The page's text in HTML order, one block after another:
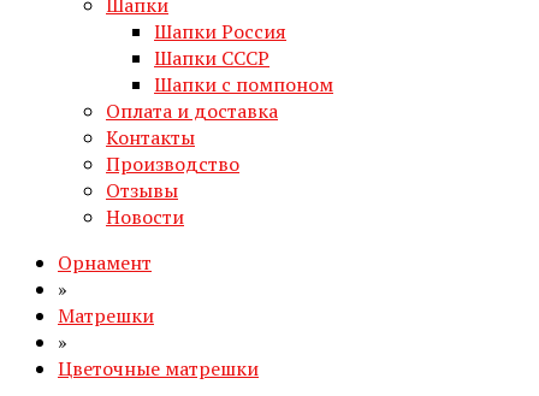
Шапки Россия
Шапки СССР
Шапки с помпоном
Оплата и доставка
Контакты
Производство
Отзывы
Новости
Орнамент
»
Матрешки
»
Цветочные матрешки